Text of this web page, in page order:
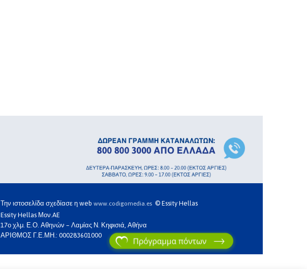
Την ιστοσελίδα σχεδίασε η web www.codigomedia.es © Essity Hellas
Essity Hellas Μον.AE
17ο χλμ. Ε.Ο. Αθηνών – Λαμίας Ν. Κηφισιά, Αθήνα
ΑΡΙΘΜΟΣ Γ.Ε.ΜΗ.: 000283601000